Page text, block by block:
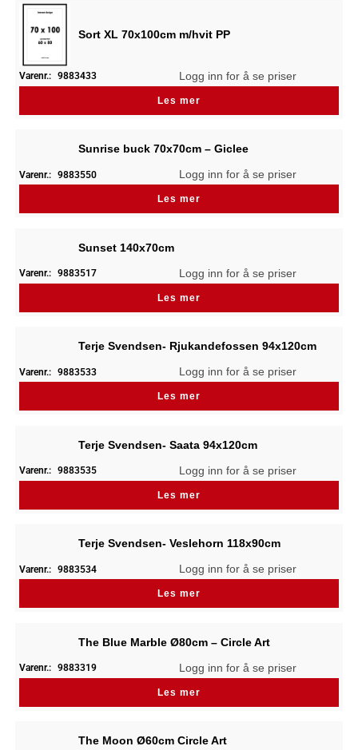
Sort XL 70x100cm m/hvit PP
Varenr.: 9883433 Logg inn for å se priser
Les mer
Sunrise buck 70x70cm – Giclee
Varenr.: 9883550 Logg inn for å se priser
Les mer
Sunset 140x70cm
Varenr.: 9883517 Logg inn for å se priser
Les mer
Terje Svendsen- Rjukandefossen 94x120cm
Varenr.: 9883533 Logg inn for å se priser
Les mer
Terje Svendsen- Saata 94x120cm
Varenr.: 9883535 Logg inn for å se priser
Les mer
Terje Svendsen- Veslehorn 118x90cm
Varenr.: 9883534 Logg inn for å se priser
Les mer
The Blue Marble Ø80cm – Circle Art
Varenr.: 9883319 Logg inn for å se priser
Les mer
The Moon Ø60cm Circle Art